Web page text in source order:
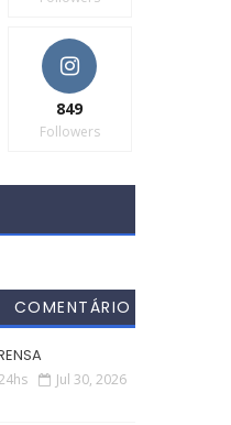
849
Followers
COMENTÁRIO
Jul 30, 2026